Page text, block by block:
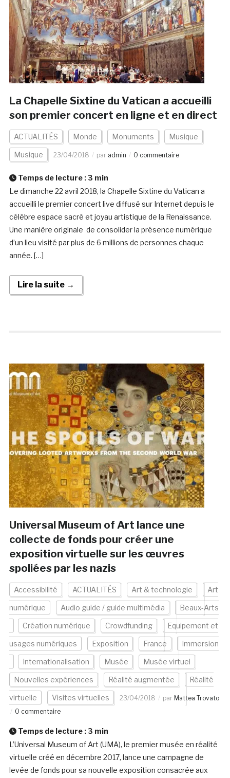
La Chapelle Sixtine du Vatican a accueilli
son premier concert en ligne et en direct
ACTUALITÉS Monde Monuments Musique
Musique 23/04/2018 par admin 0 commentaire
Temps de lecture : 3 min
Le dimanche 22 avril 2018, la Chapelle Sixtine du Vatican a
accueilli le premier concert live diffusé sur Internet depuis le
célèbre espace sacré et joyau artistique de la Renaissance.
Une manière originale de consolider la présence numérique
d’un lieu visité par plus de 6 millions de personnes chaque
année. […]
Lire la suite →
Universal Museum of Art lance une
collecte de fonds pour créer une
exposition virtuelle sur les œuvres
spoliées par les nazis
Accessibilité ACTUALITÉS Art & technologie Art
numérique Audio guide / guide multimédia Beaux-Arts
Création numérique Crowdfunding Equipement et
usages numériques Exposition France Immersion
Internationalisation Musée Musée virtuel
Nouvelles expériences Réalité augmentée Réalité
virtuelle Visites virtuelles 23/04/2018 par Mattea Trovato
0 commentaire
Temps de lecture : 3 min
L’Universal Museum of Art (UMA), le premier musée en réalité
virtuelle créé en décembre 2017, lance une campagne de
levée de fonds pour sa nouvelle exposition consacrée aux